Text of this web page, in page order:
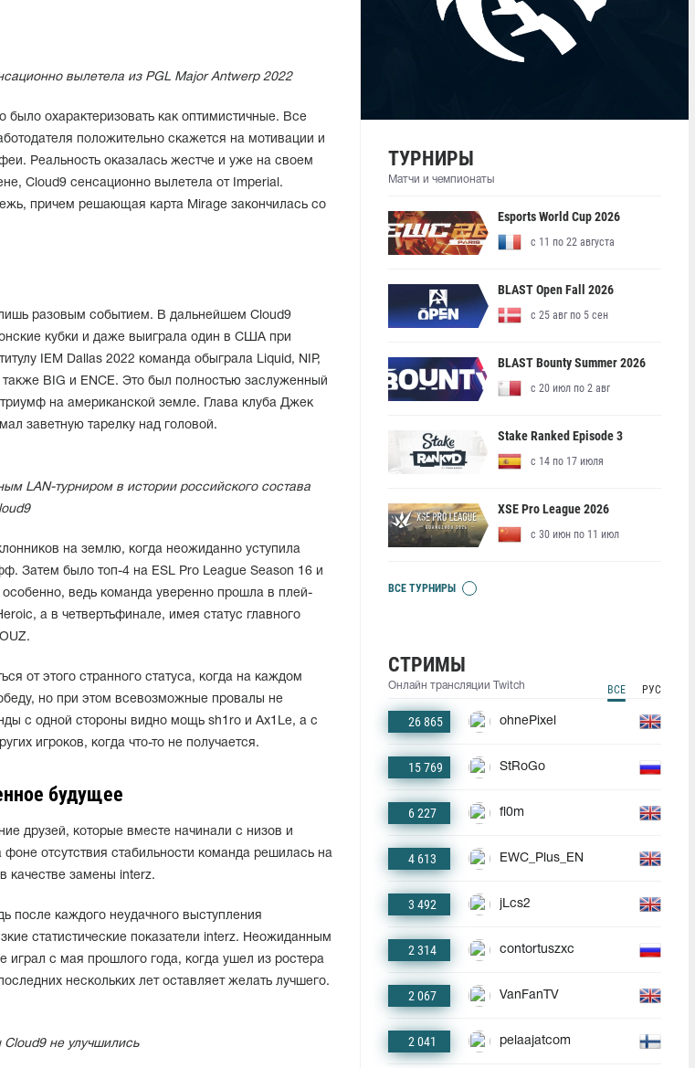
вылетела из PGL Major Antwerp 2022
охарактеризовать как оптимистичные. Все
положительно скажется на мотивации и
Реальность оказалась жестче и уже на своем
Cloud9 сенсационно вылетела от Imperial.
причем решающая карта Mirage закончилась со
разовым событием. В дальнейшем Cloud9
кубки и даже выиграла один в США при
IEM Dallas 2022 команда обыграла Liquid, NIP,
BIG и ENCE. Это был полностью заслуженный
на американской земле. Глава клуба Джек
заветную тарелку над головой.
LAN-турниром в истории российского состава
на землю, когда неожиданно уступила
Затем было топ-4 на ESL Pro League Season 16 и
ведь команда уверенно прошла в плей-
а в четвертьфинале, имея статус главного
от этого странного статуса, когда на каждом
но при этом всевозможные провалы не
с одной стороны видно мощь sh1ro и Ax1Le, а с
игроков, когда что-то не получается.
будущее
друзей, которые вместе начинали с низов и
отсутствия стабильности команда решилась на
качестве замены interz.
после каждого неудачного выступления
статистические показатели interz. Неожиданным
играл с мая прошлого года, когда ушел из ростера
нескольких лет оставляет желать лучшего.
Cloud9 не улучшились
ТУРНИРЫ
Матчи и чемпионаты
Esports World Cup 2026
с 11 по 22 августа
BLAST Open Fall 2026
с 25 авг по 5 сен
BLAST Bounty Summer 2026
с 20 июл по 2 авг
Stake Ranked Episode 3
с 14 по 17 июля
XSE Pro League 2026
с 30 июн по 11 июл
ВСЕ ТУРНИРЫ
СТРИМЫ
Онлайн трансляции Twitch ВСЕ РУС
26 865 ohnePixel
15 769 StRoGo
6 227 fl0m
4 613 EWC_Plus_EN
3 492 jLcs2
2 314 contortuszxc
2 067 VanFanTV
2 041 pelaajatcom